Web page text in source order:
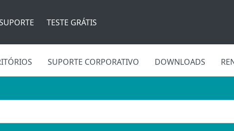
TESTE GRÁTIS
SUPORTE CORPORATIVO DOWNLOADS